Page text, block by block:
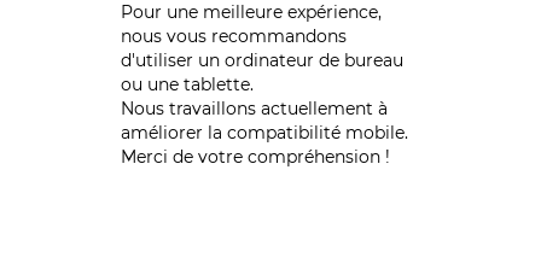
Pour une meilleure expérience,
nous vous recommandons
d'utiliser un ordinateur de bureau
ou une tablette.
Nous travaillons actuellement à
améliorer la compatibilité mobile.
Merci de votre compréhension !